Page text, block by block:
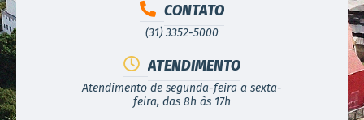
CONTATO
(31) 3352-5000
ATENDIMENTO
Atendimento de segunda-feira a sexta-
feira, das 8h às 17h